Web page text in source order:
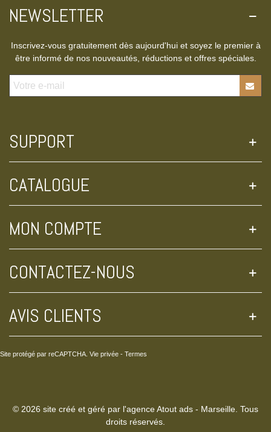
NEWSLETTER
Inscrivez-vous gratuitement dès aujourd'hui et soyez le premier à
être informé de nos nouveautés, réductions et offres spéciales.
SUPPORT
CATALOGUE
MON COMPTE
CONTACTEZ-NOUS
AVIS CLIENTS
Site protégé par reCAPTCHA. Vie privée - Termes
© 2026 site créé et géré par l'agence Atout ads - Marseille. Tous
droits réservés.